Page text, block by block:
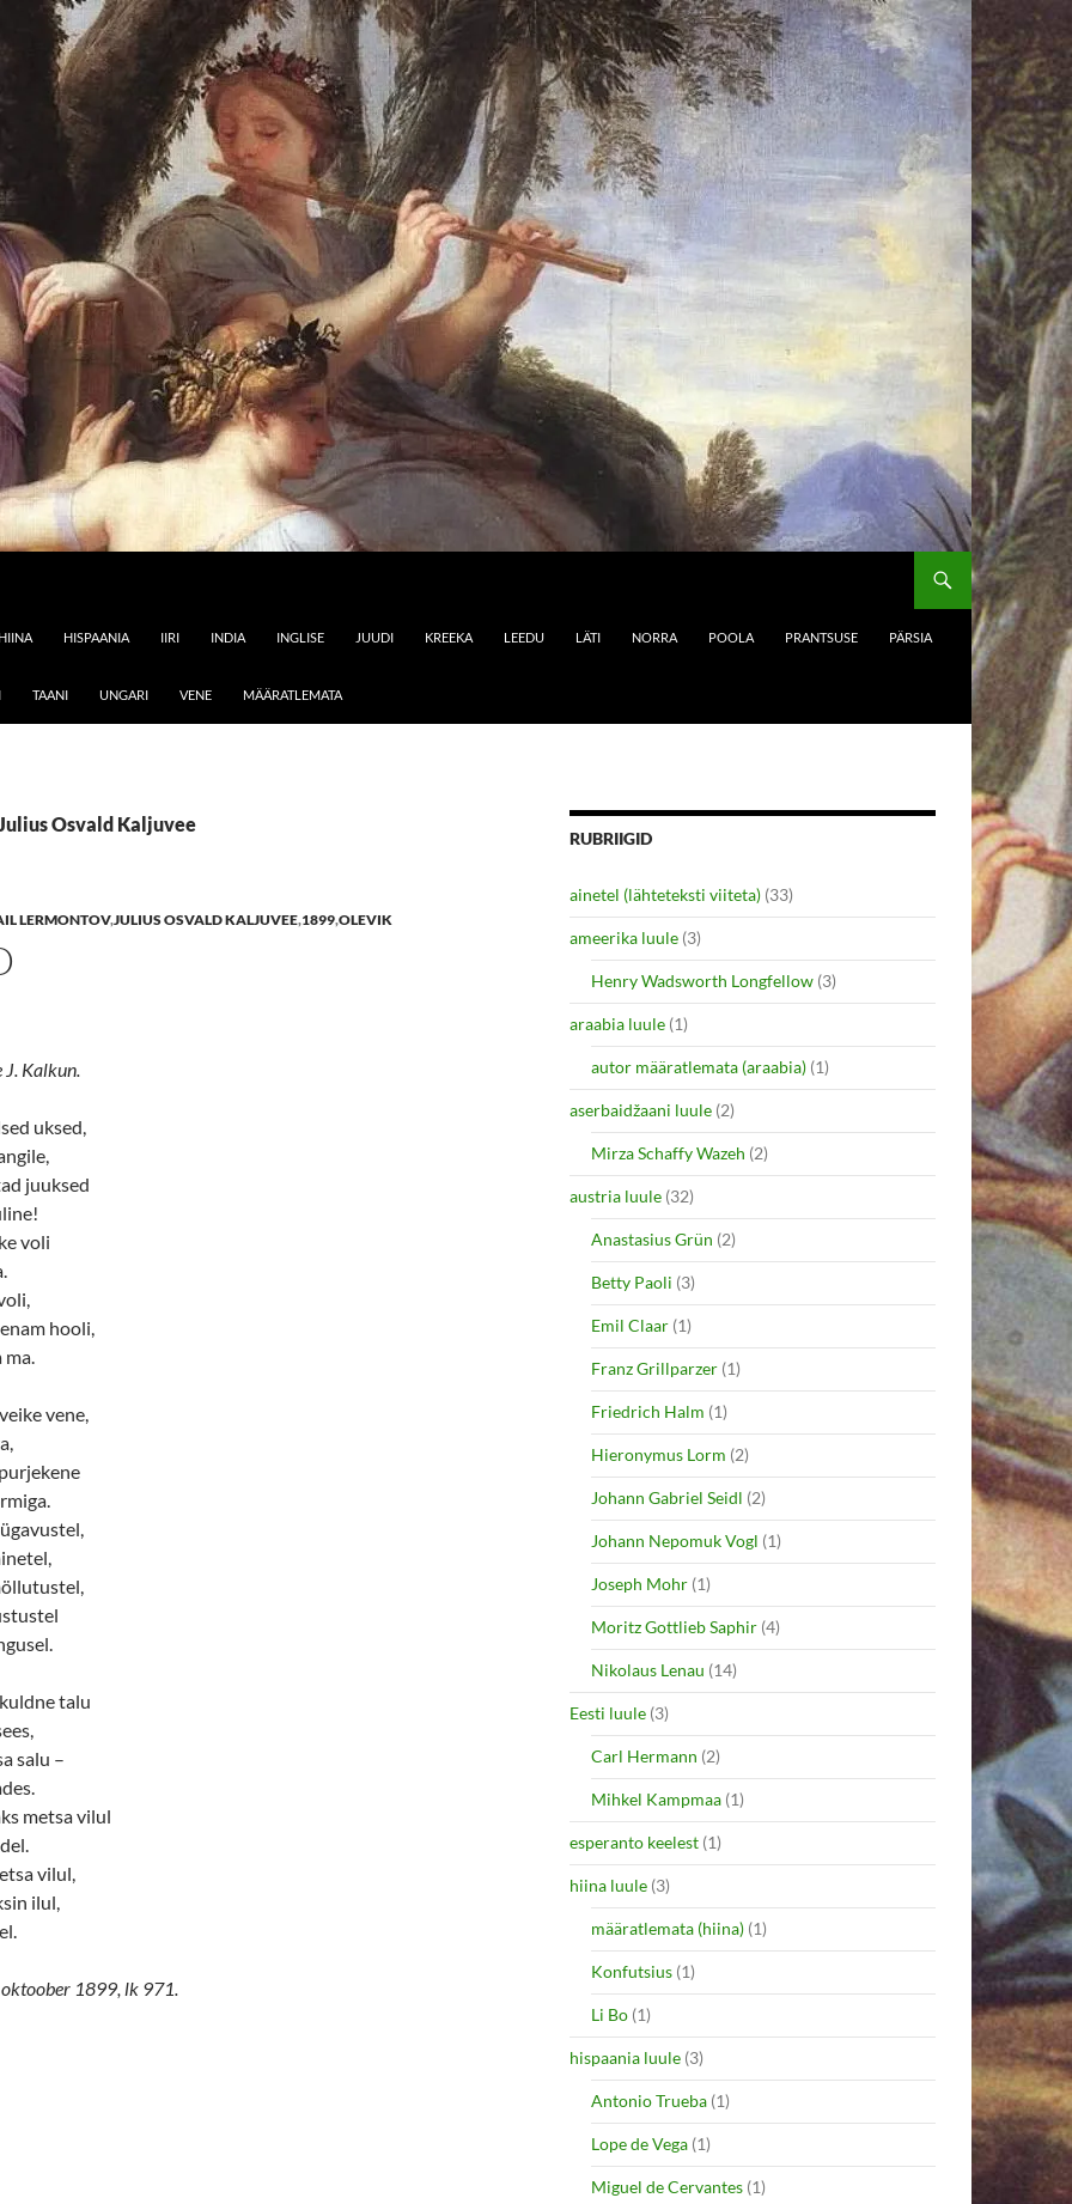
HIINA HISPAANIA IIRI INDIA INGLISE JUUDI KREEKA LEEDU LÄTI NORRA POOLA PRANTSUSE PÄRSIA
TAANI UNGARI VENE MÄÄRATLEMATA
Osvald Kaljuvee
LERMONTOV,JULIUS OSVALD KALJUVEE,1899,OLEVIK
Kalkun.
uksed,
juuksed
voli
hooli,
ma.
vene,
talu
salu –
metsa vilul
vilul,
ilul,
1899, lk 971.
RUBRIIGID
ainetel (lähteteksti viiteta) (33)
ameerika luule (3)
Henry Wadsworth Longfellow (3)
araabia luule (1)
autor määratlemata (araabia) (1)
aserbaidžaani luule (2)
Mirza Schaffy Wazeh (2)
austria luule (32)
Anastasius Grün (2)
Betty Paoli (3)
Emil Claar (1)
Franz Grillparzer (1)
Friedrich Halm (1)
Hieronymus Lorm (2)
Johann Gabriel Seidl (2)
Johann Nepomuk Vogl (1)
Joseph Mohr (1)
Moritz Gottlieb Saphir (4)
Nikolaus Lenau (14)
Eesti luule (3)
Carl Hermann (2)
Mihkel Kampmaa (1)
esperanto keelest (1)
hiina luule (3)
määratlemata (hiina) (1)
Konfutsius (1)
Li Bo (1)
hispaania luule (3)
Antonio Trueba (1)
Lope de Vega (1)
Miguel de Cervantes (1)